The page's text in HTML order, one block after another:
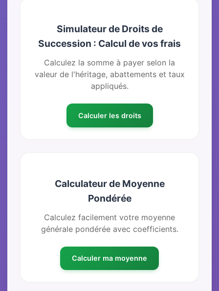
Simulateur de Droits de
Succession : Calcul de vos frais
Calculez la somme à payer selon la
valeur de l'héritage, abattements et taux
appliqués.
Calculer les droits
Calculateur de Moyenne
Pondérée
Calculez facilement votre moyenne
générale pondérée avec coefficients.
Calculer ma moyenne